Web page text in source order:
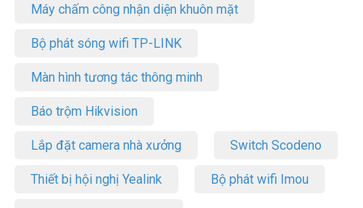
Máy chấm công nhận diện khuôn mặt
Bộ phát sóng wifi TP-LINK
Màn hình tương tác thông minh
Báo trộm Hikvision
Lắp đặt camera nhà xưởng Switch Scodeno
Thiết bị hội nghị Yealink Bộ phát wifi Imou